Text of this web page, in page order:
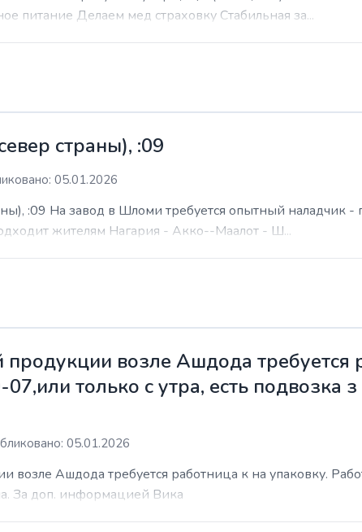
питание Делаем мед страховку Стабильная за...
страны), :09
05.01.2026
:09 На завод в Шломи требуется опытный наладчик -
жителям Нагария - Акко--Маалот - Ш...
возле Ашдода требуется
только с утра, есть подвозка
05.01.2026
возле Ашдода требуется работница к на упаковку.
За доп. информацией Вика